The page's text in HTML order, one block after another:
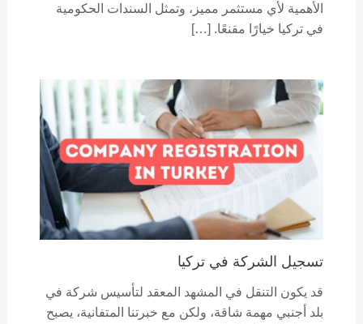
الأهمية لأي مستثمر مميز، وتمثل السندات الحكومية
في تركيا خيارًا مقنعًا. […]
تسجيل الشركة في تركيا
قد يكون التنقل في المشهد المعقد لتأسيس شركة في
بلد أجنبي مهمة شاقة، ولكن مع خبرتنا المتفانية، يصبح